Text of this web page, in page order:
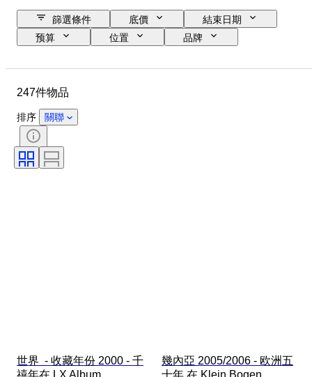
篩選條件 底價
結束日期
预算
位置
品牌
247件物品
排序 關聯
世界  - 收藏年份 2000 - 千
幾內亞 2005/2006 - 欧洲五